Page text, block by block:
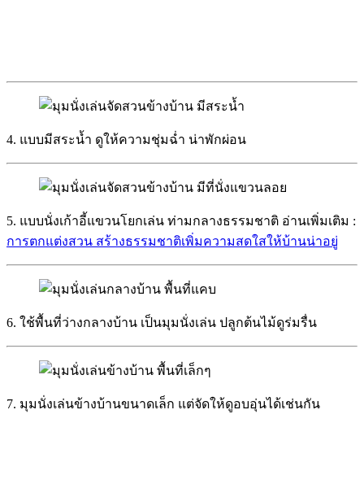
4. แบบมีสระน้ำ ดูให้ความชุ่มฉ่ำ น่าพักผ่อน
5. แบบนั่งเก้าอี้แขวนโยกเล่น ท่ามกลางธรรมชาติ อ่านเพิ่มเติม :
การตกแต่งสวน สร้างธรรมชาติเพิ่มความสดใสให้บ้านน่าอยู่
6. ใช้พื้นที่ว่างกลางบ้าน เป็นมุมนั่งเล่น ปลูกต้นไม้ดูร่มรื่น
7. มุมนั่งเล่นข้างบ้านขนาดเล็ก แต่จัดให้ดูอบอุ่นได้เช่นกัน